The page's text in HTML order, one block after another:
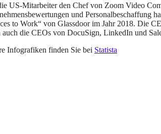
US-Mitarbeiter den Chef von Zoom Video
und Personalbeschaffung
to Work“ von Glassdoor im Jahr 2018. Die
die CEOs von DocuSign, LinkedIn und
Infografiken finden Sie bei Statista